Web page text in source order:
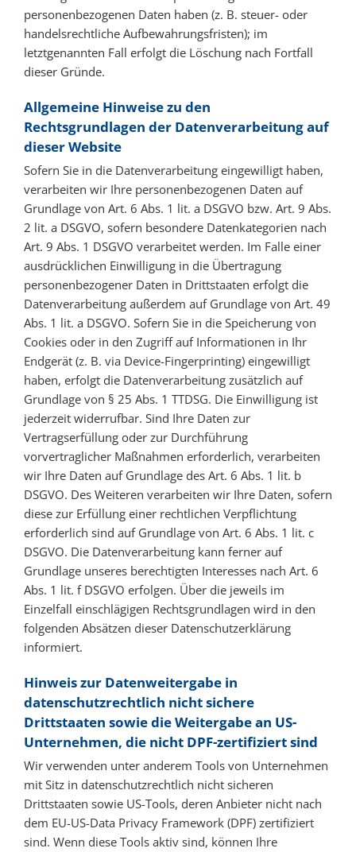
personenbezogenen Daten haben (z. B. steuer- oder
handelsrechtliche Aufbewahrungsfristen); im
letztgenannten Fall erfolgt die Löschung nach Fortfall
dieser Gründe.
Allgemeine Hinweise zu den
Rechtsgrundlagen der Datenverarbeitung auf
dieser Website
Sofern Sie in die Datenverarbeitung eingewilligt haben,
verarbeiten wir Ihre personenbezogenen Daten auf
Grundlage von Art. 6 Abs. 1 lit. a DSGVO bzw. Art. 9 Abs.
2 lit. a DSGVO, sofern besondere Datenkategorien nach
Art. 9 Abs. 1 DSGVO verarbeitet werden. Im Falle einer
ausdrücklichen Einwilligung in die Übertragung
personenbezogener Daten in Drittstaaten erfolgt die
Datenverarbeitung außerdem auf Grundlage von Art. 49
Abs. 1 lit. a DSGVO. Sofern Sie in die Speicherung von
Cookies oder in den Zugriff auf Informationen in Ihr
Endgerät (z. B. via Device-Fingerprinting) eingewilligt
haben, erfolgt die Datenverarbeitung zusätzlich auf
Grundlage von § 25 Abs. 1 TTDSG. Die Einwilligung ist
jederzeit widerrufbar. Sind Ihre Daten zur
Vertragserfüllung oder zur Durchführung
vorvertraglicher Maßnahmen erforderlich, verarbeiten
wir Ihre Daten auf Grundlage des Art. 6 Abs. 1 lit. b
DSGVO. Des Weiteren verarbeiten wir Ihre Daten, sofern
diese zur Erfüllung einer rechtlichen Verpflichtung
erforderlich sind auf Grundlage von Art. 6 Abs. 1 lit. c
DSGVO. Die Datenverarbeitung kann ferner auf
Grundlage unseres berechtigten Interesses nach Art. 6
Abs. 1 lit. f DSGVO erfolgen. Über die jeweils im
Einzelfall einschlägigen Rechtsgrundlagen wird in den
folgenden Absätzen dieser Datenschutzerklärung
informiert.
Hinweis zur Datenweitergabe in
datenschutzrechtlich nicht sichere
Drittstaaten sowie die Weitergabe an US-
Unternehmen, die nicht DPF-zertifiziert sind
Wir verwenden unter anderem Tools von Unternehmen
mit Sitz in datenschutzrechtlich nicht sicheren
Drittstaaten sowie US-Tools, deren Anbieter nicht nach
dem EU-US-Data Privacy Framework (DPF) zertifiziert
sind. Wenn diese Tools aktiv sind, können Ihre